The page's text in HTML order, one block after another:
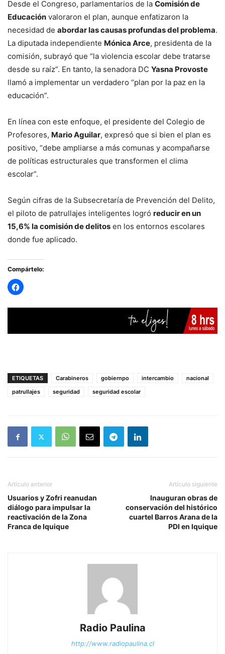
Desde el Congreso, parlamentarios de la Comisión de
Educación valoraron el plan, aunque enfatizaron la
necesidad de abordar las causas profundas del problema.
La diputada independiente Mónica Arce, presidenta de la
comisión, subrayó que “la violencia escolar debe tratarse
desde su raíz”. En tanto, la senadora DC Yasna Provoste
llamó a implementar un verdadero “plan por la paz en la
educación”.
En línea con este enfoque, el presidente del Colegio de
Profesores, Mario Aguilar, expresó que si bien el plan es
positivo, “debe ampliarse a más comunas y acompañarse
de políticas estructurales que transformen el clima
escolar”.
Según cifras de la Subsecretaría de Prevención del Delito,
el piloto de patrullajes inteligentes logró reducir en un
15,6% la comisión de delitos en los entornos escolares
donde fue aplicado.
Compártelo:
ETIQUETAS Carabineros gobiernpo intercambio
nacional
patrullajes
seguridad seguridad escolar
Artículo anterior
Usuarios y Zofri reanudan
diálogo para impulsar la
reactivación de la Zona
Franca de Iquique
Artículo siguiente
Inauguran obras de
conservación del histórico
cuartel Barros Arana de la
PDI en Iquique
Radio Paulina
http://www.radiopaulina.cl